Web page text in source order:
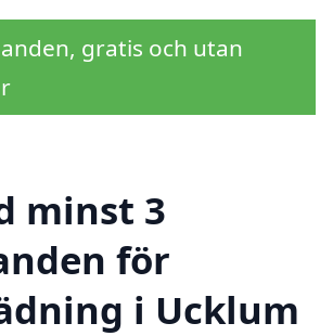
gratis och utan
minst 3
för
i Ucklum